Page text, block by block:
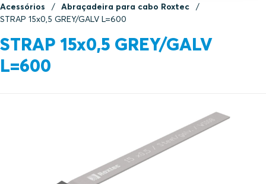
Acessórios
Abraçadeira para cabo Roxtec
STRAP 15x0,5 GREY/GALV L=600
STRAP 15x0,5 GREY/GALV
L=600